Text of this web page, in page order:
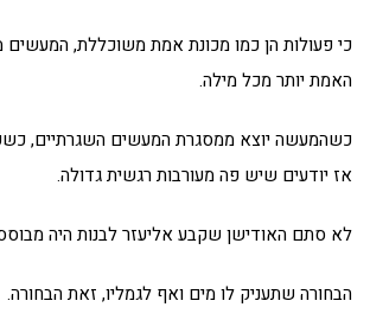
כי פעולות הן כמו מכונת אמת משוכללת, המעשים
האמת יותר מכל מילה.
כשהמעשה יוצא ממסגרת המעשים השגרתיים,
אז יודעים שיש פה מעורבות רגשית גדולה.
לא סתם האודישן שקבע אליעזר לבנות היה
הבחורה שתעניק לו מים ואף לגמליו, זאת הבחורה.